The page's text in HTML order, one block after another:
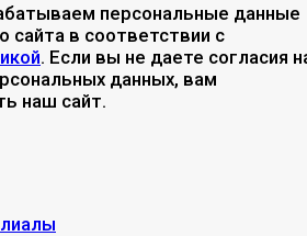
персональные данные
сайта в соответствии с
. Если вы не даете согласия
данных, вам
наш сайт.